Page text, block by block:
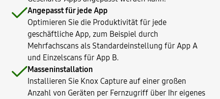
Angepasst für jede App
Optimieren Sie die Produktivität für jede
geschäftliche App, zum Beispiel durch
Mehrfachscans als Standardeinstellung für App A
und Einzelscans für App B.
Masseninstallation
Installieren Sie Knox Capture auf einer großen
Anzahl von Geräten per Fernzugriff über Ihr eigenes